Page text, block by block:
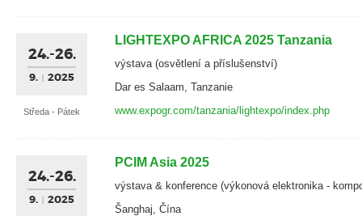
24.-26.
9. 2025
Středa - Pátek
LIGHTEXPO AFRICA 2025 Tanzania
výstava (osvětlení a příslušenství)
Dar es Salaam, Tanzanie
www.expogr.com/tanzania/lightexpo/index.php
24.-26.
9. 2025
PCIM Asia 2025
výstava & konference (výkonová elektronika -
Šanghaj, Čína